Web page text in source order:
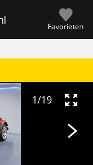
Favorieten
1/19